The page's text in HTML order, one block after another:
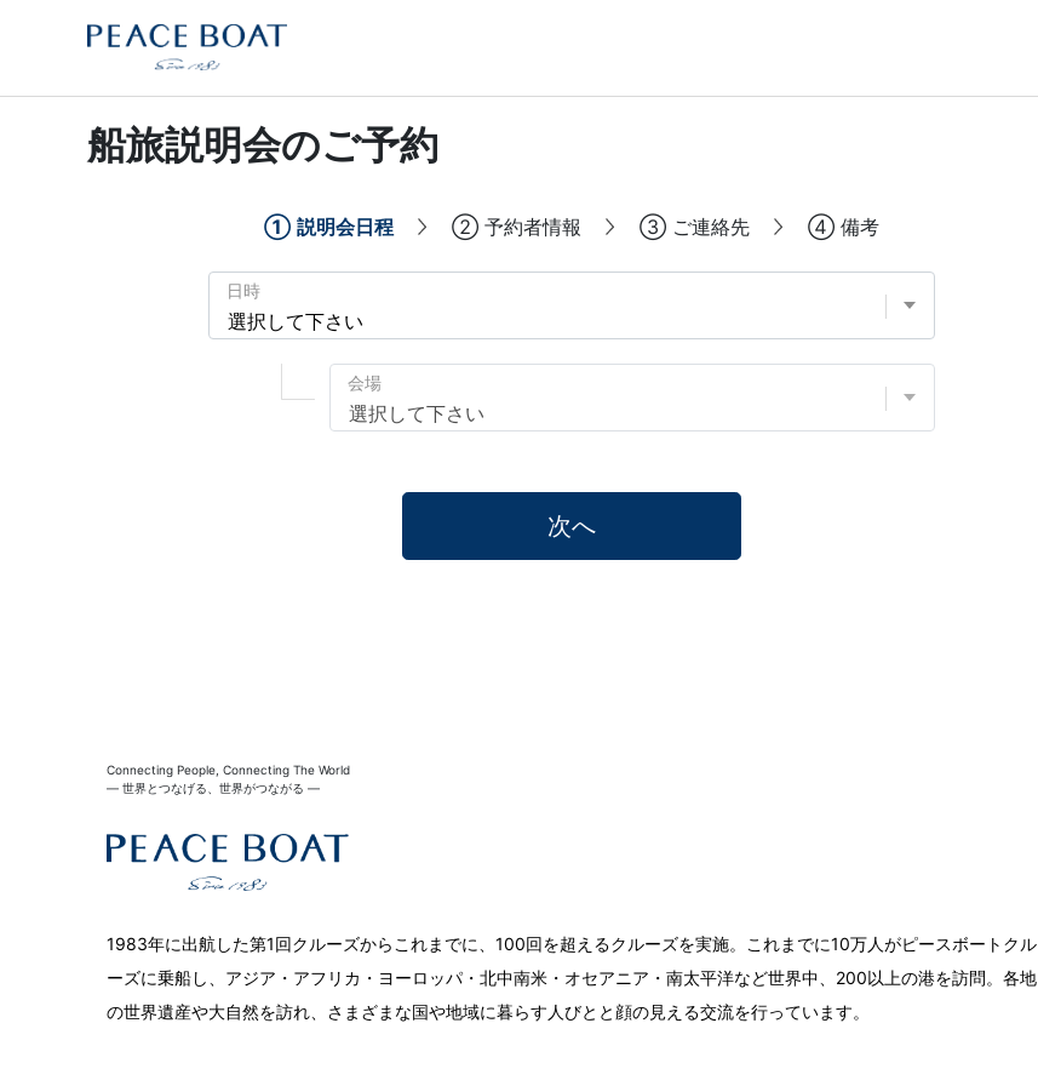
船旅説明会のご予約
① 説明会日程 ② 予約者情報 ③ ご連絡先 ④ 備考
日時
会場
次へ
Connecting People, Connecting The World
― 世界とつなげる、世界がつながる ―
1983年に出航した第1回クルーズからこれまでに、100回を超えるクルーズを実施。これまでに10万人がピースボートクル
ーズに乗船し、アジア・アフリカ・ヨーロッパ・北中南米・オセアニア・南太平洋など世界中、200以上の港を訪問。各地
の世界遺産や大自然を訪れ、さまざまな国や地域に暮らす人びとと顔の見える交流を行っています。